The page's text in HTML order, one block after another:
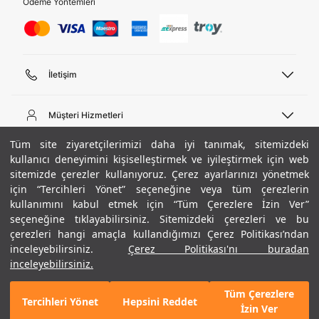
Tüm site ziyaretçilerimizi daha iyi tanımak, sitemizdeki
kullanıcı deneyimini kişiselleştirmek ve iyileştirmek için web
sitemizde çerezler kullanıyoruz. Çerez ayarlarınızı yönetmek
için “Tercihleri Yönet” seçeneğine veya tüm çerezlerin
kullanımını kabul etmek için “Tüm Çerezlere İzin Ver”
seçeneğine tıklayabilirsiniz. Sitemizdeki çerezleri ve bu
çerezleri hangi amaçla kullandığımızı Çerez Politikası’ndan
inceleyebilirsiniz.
Çerez Politikası'nı buradan
inceleyebilirsiniz.
Tercihleri Yönet Hepsini Reddet
Tüm Çerezlere
İzin Ver
+ 8 Renk
1.990 TL
%40
SEPETE EKLE
İletişim
444 02 00
Pazartesi - Cuma 09:00 - 18:00
E-posta
bilgi@underarmour.com
Müşteri Hizmetleri
Sipariş Sorgulama
Bize Ulaşın
Teslimat Bilgileri
İşlem Rehberi
İade ve Değişimler
Sıkça Sorulan Sorular
Beden Rehberi
Site Haritası
Hakkımızda
Ticari Bilgiler
Hükümler ve Koşullar
Gizlilik Politikası
Çerez Politikası
Kariyer
ETBİS
UA Sosyal Medya
Instagram
Facebook
Twitter
Popüler Kategoriler
Erkek Basketbol Ayakkabısı
Çocuk Basketbol Ayakkabısı
Erkek Eşofman